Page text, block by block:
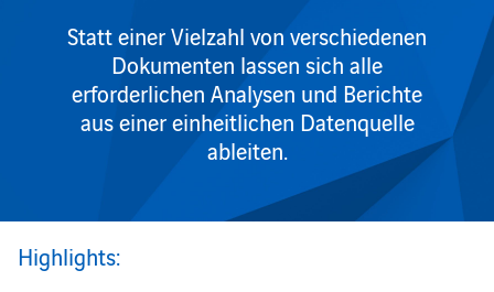
Statt einer Vielzahl von verschiedenen
Dokumenten lassen sich alle
erforderlichen Analysen und Berichte
aus einer einheitlichen Datenquelle
ableiten.
Highlights: